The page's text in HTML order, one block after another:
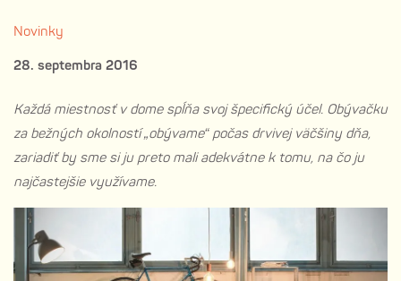
Novinky
28. septembra 2016
Každá miestnosť v dome spĺňa svoj špecifický účel. Obývačku
za bežných okolností „obývame“ počas drvivej väčšiny dňa,
zariadiť by sme si ju preto mali adekvátne k tomu, na čo ju
najčastejšie využívame.